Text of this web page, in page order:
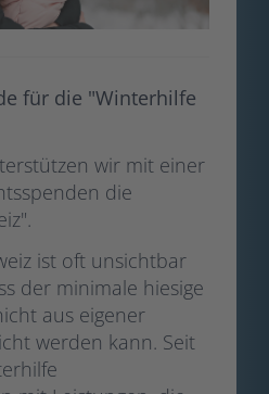
für die "Winterhilfe
wir mit einer
die
ist oft unsichtbar
der minimale hiesige
aus eigener
werden kann. Seit